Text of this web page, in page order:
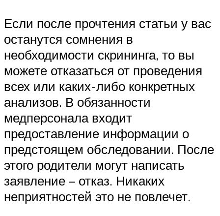
Если после прочтения статьи у вас
останутся сомнения в
необходимости скрининга, то вы
можете отказаться от проведения
всех или каких-либо конкретных
анализов. В обязанности
медперсонала входит
предоставление информации о
предстоящем обследовании. После
этого родители могут написать
заявление – отказ. Никаких
неприятностей это не повлечет.